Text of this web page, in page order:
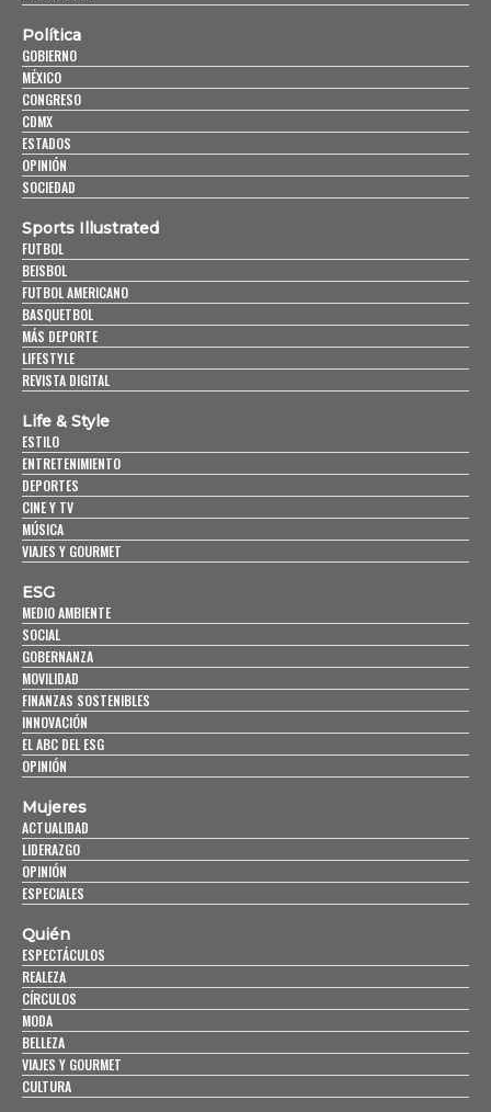
Política
GOBIERNO
MÉXICO
CONGRESO
CDMX
ESTADOS
OPINIÓN
SOCIEDAD
Sports Illustrated
FUTBOL
BEISBOL
FUTBOL AMERICANO
BASQUETBOL
MÁS DEPORTE
LIFESTYLE
REVISTA DIGITAL
Life & Style
ESTILO
ENTRETENIMIENTO
DEPORTES
CINE Y TV
MÚSICA
VIAJES Y GOURMET
ESG
MEDIO AMBIENTE
SOCIAL
GOBERNANZA
MOVILIDAD
FINANZAS SOSTENIBLES
INNOVACIÓN
EL ABC DEL ESG
OPINIÓN
Mujeres
ACTUALIDAD
LIDERAZGO
OPINIÓN
ESPECIALES
Quién
ESPECTÁCULOS
REALEZA
CÍRCULOS
MODA
BELLEZA
VIAJES Y GOURMET
CULTURA